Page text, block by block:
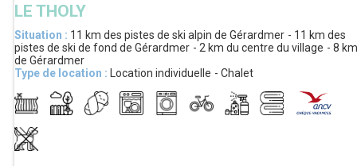
LE THOLY
Situation : 11 km des pistes de ski alpin de Gérardmer 11 km des
pistes de ski de fond de Gérardmer
2 km du centre du village
8 km
de Gérardmer
Type de location :
Location individuelle Chalet